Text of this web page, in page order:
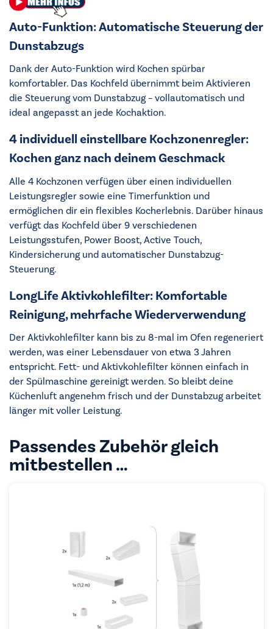
Auto-Funktion: Automatische Steuerung der
Dunstabzugs
Dank der Auto-Funktion wird Kochen spürbar
komfortabler. Das Kochfeld übernimmt beim Aktivieren
die Steuerung vom Dunstabzug – vollautomatisch und
ideal angepasst an jede Kochaktion.
4 individuell einstellbare Kochzonenregler:
Kochen ganz nach deinem Geschmack
Alle 4 Kochzonen verfügen über einen individuellen
Leistungsregler sowie eine Timerfunktion und
ermöglichen dir ein flexibles Kocherlebnis. Darüber hinaus
verfügt das Kochfeld über 9 verschiedenen
Leistungsstufen, Power Boost, Active Touch,
Kindersicherung und automatischer Dunstabzug-
Steuerung.
LongLife Aktivkohlefilter: Komfortable
Reinigung, mehrfache Wiederverwendung
Der Aktivkohlefilter kann bis zu 8-mal im Ofen regeneriert
werden, was einer Lebensdauer von etwa 3 Jahren
entspricht. Fett- und Aktivkohlefilter können einfach in
der Spülmaschine gereinigt werden. So bleibt deine
Küchenluft angenehm frisch und der Dunstabzug arbeitet
länger mit voller Leistung.
Passendes Zubehör gleich
mitbestellen …